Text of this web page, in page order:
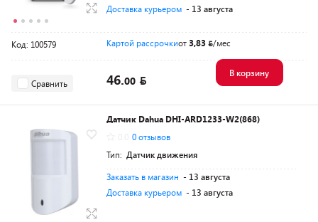
Доставка курьером - 13 августа
Код: 100579 Картой рассрочкиот3,83 /мес
Сравнить 46.00
В корзину
Датчик Dahua DHI-ARD1233-W2(868)
0 отзывов
Тип: Датчик движения
Заказать в магазин - 13 августа
Доставка курьером - 13 августа